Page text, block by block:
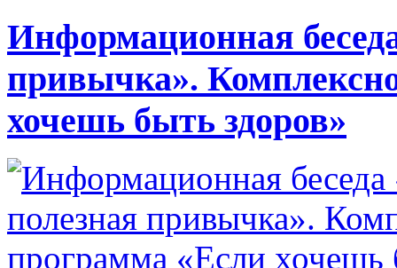
Информационная
привычка».
хочешь быть здоров»